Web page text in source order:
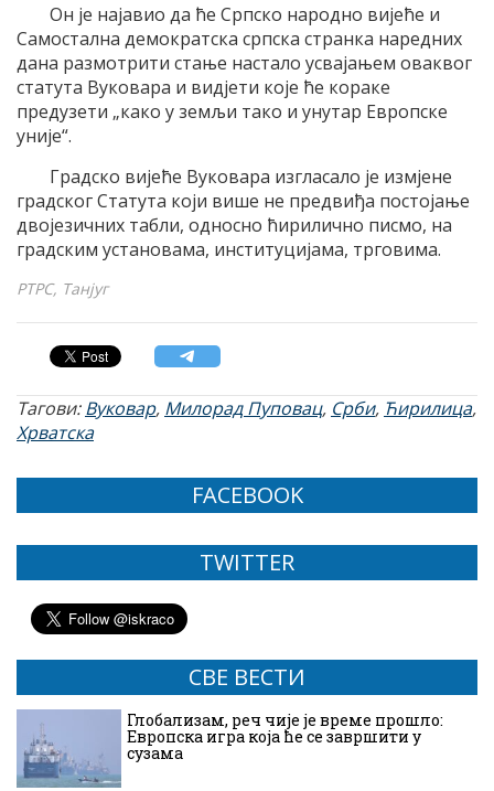
Он је најавио да ће Српско народно вијеће и
Самостална демократска српска странка наредних
дана размотрити стање настало усвајањем оваквог
статута Вуковара и видјети које ће кораке
предузети „како у земљи тако и унутар Европске
уније“.
Градско вијеће Вуковара изгласало је измјене
градског Статута који више не предвиђа постојање
двојезичних табли, односно ћирилично писмо, на
градским установама, институцијама, трговима.
РТРС, Танјуг
Тагови:Вуковар, Милорад Пуповац, Срби, Ћирилица,
Хрватска
FACEBOOK
TWITTER
СВЕ ВЕСТИ
Глобализам, реч чије је време прошло:
Европска игра која ће се завршити у
сузама